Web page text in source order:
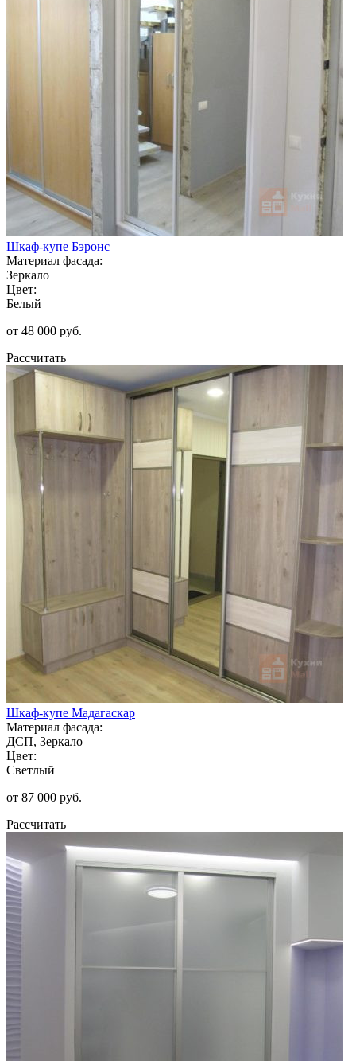
Шкаф-купе Бэронс
Материал фасада:
Зеркало
Цвет:
Белый
от 48 000 руб.
Рассчитать
Шкаф-купе Мадагаскар
Материал фасада:
ДСП, Зеркало
Цвет:
Светлый
от 87 000 руб.
Рассчитать